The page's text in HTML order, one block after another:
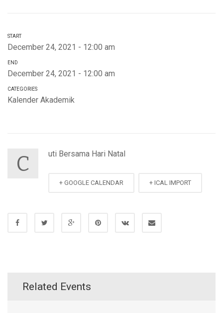
START
December 24, 2021 - 12:00 am
END
December 24, 2021 - 12:00 am
CATEGORIES
Kalender Akademik
C uti Bersama Hari Natal
+ GOOGLE CALENDAR + ICAL IMPORT
Related Events